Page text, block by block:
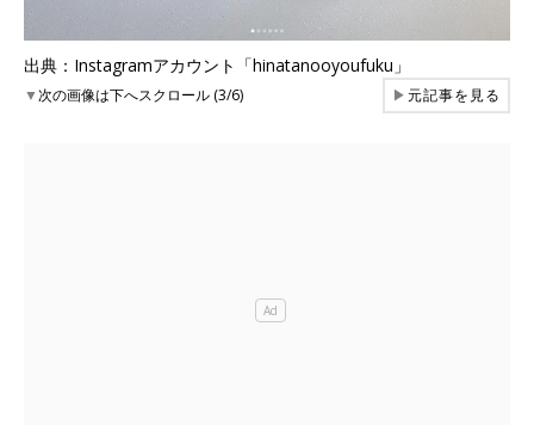
出典：Instagramアカウント「hinatanooyoufuku」
▼次の画像は下へスクロール (3/6) ▶元記事を見る